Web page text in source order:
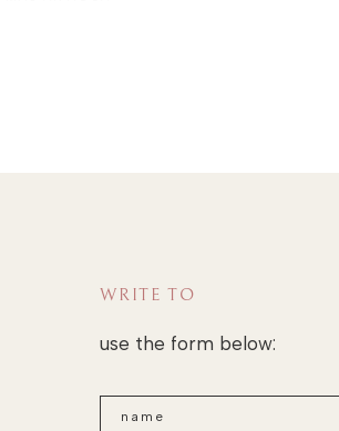
WRITE TO
use the form below: